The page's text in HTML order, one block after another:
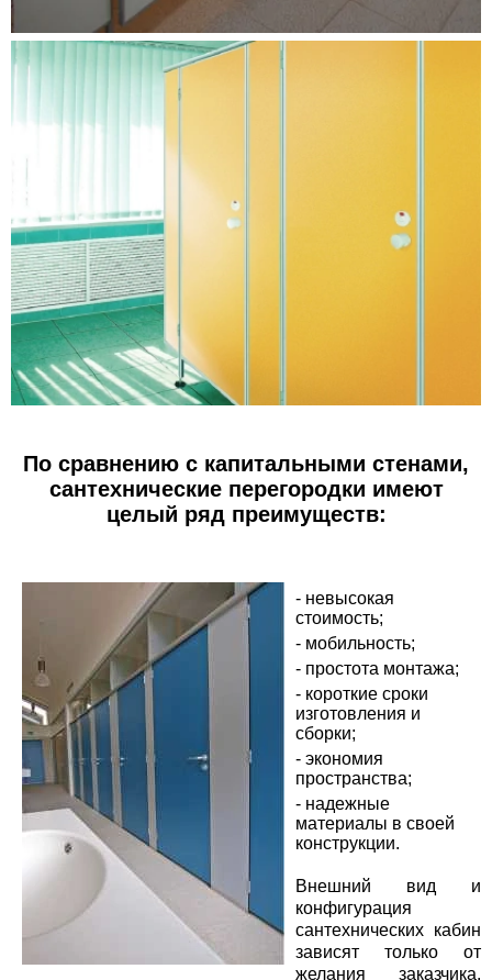
По сравнению с капитальными стенами,
сантехнические перегородки имеют
целый ряд преимуществ:
- невысокая
стоимость;
- мобильность;
- простота монтажа;
- короткие сроки
изготовления и
сборки;
- экономия
пространства;
- надежные
материалы в своей
конструкции.
Внешний вид и
конфигурация
сантехнических кабин
зависят только от
желания заказчика.